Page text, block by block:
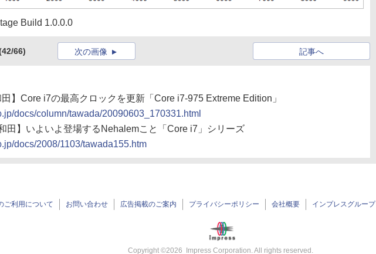
Build 1.0.0.0
66) 記事へ
次の画像
】Core i7の最高クロックを更新「Core i7-975 Extreme Edition」
docs/column/tawada/20090603_170331.html
田】いよいよ登場するNehalemこと「Core i7」シリーズ
docs/2008/1103/tawada155.htm
ご利用について お問い合わせ 広告掲載のご案内 プライバシーポリシー 会社概要 インプレスグループ
Copyright ©2026 Impress Corporation. All rights reserved.